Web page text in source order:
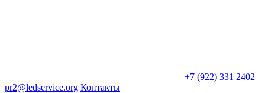
+7 (922) 331 2402
pr2@ledservice.org Контакты